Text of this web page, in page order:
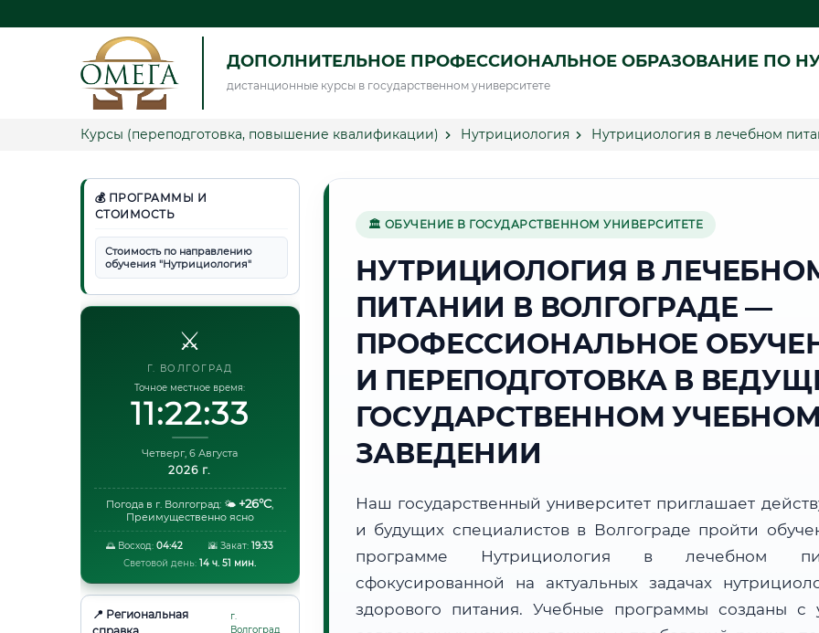
ДОПОЛНИТЕЛЬНОЕ ПРОФЕССИОНАЛЬНОЕ ОБРАЗОВАНИЕ ПО
дистанционные курсы в государственном университете
Курсы (переподготовка, повышение квалификации) Нутрициология Нутрициология в лечебном
💰 ПРОГРАММЫ И
СТОИМОСТЬ
Стоимость по направлению
обучения "Нутрициология"
⚔️
Г. ВОЛГОГРАД
Точное местное время:
11:22:34
Четверг, 6 Августа
2026 г.
Погода в г. Волгоград: 🌤️ +26°C,
Преимущественно ясно
🌅 Восход:04:42 🌇 Закат: 19:33
Световой день: 14 ч. 51 мин.
📍 Региональная
г.
Волгоград
🏛 ОБУЧЕНИЕ В ГОСУДАРСТВЕННОМ УНИВЕРСИТЕТЕ
НУТРИЦИОЛОГИЯ В
ПИТАНИИ В ВОЛГОГРАДЕ —
ПРОФЕССИОНАЛЬНОЕ
И ПЕРЕПОДГОТОВКА В
ГОСУДАРСТВЕННОМ
ЗАВЕДЕНИИ
Наш государственный университет приглашает
и будущих специалистов в Волгограде пройти
программе Нутрициология в лечебном
сфокусированной на актуальных задачах
здорового питания. Учебные программы созданы с